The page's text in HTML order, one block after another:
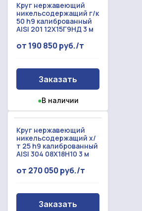
Круг нержавеющий
никельсодержащий г/к
50 h9 калиброванный
AISI 201 12Х15Г9НД 3 м
от 190 850 руб./т
Заказать
●В наличии
Круг нержавеющий
никельсодержащий х/
т 25 h9 калиброванный
AISI 304 08Х18Н10 3 м
от 270 050 руб./т
Заказать